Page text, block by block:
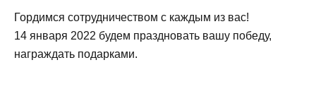
Гордимся сотрудничеством с каждым из вас!
14 января 2022 будем праздновать вашу победу,
награждать подарками.